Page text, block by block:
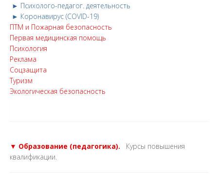
► Психолого-педагог. деятельность
► Коронавирус (COVID-19)
ПТМ и Пожарная безопасность
Первая медицинская помощь
Психология
Реклама
Соцзащита
Туризм
Экологическая безопасность
▼ Образование (педагогика).
Курсы повышения
квалификации.